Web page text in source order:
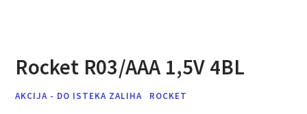
Rocket R03/AAA 1,5V 4BL
AKCIJA - DO ISTEKA ZALIHA ROCKET